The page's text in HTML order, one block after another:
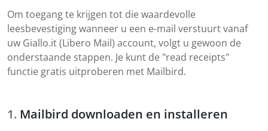
Om toegang te krijgen tot die waardevolle
leesbevestiging wanneer u een e-mail verstuurt vanaf
uw Giallo.it (Libero Mail) account, volgt u gewoon de
onderstaande stappen. Je kunt de "read receipts"
functie gratis uitproberen met Mailbird.
Mailbird downloaden en installeren